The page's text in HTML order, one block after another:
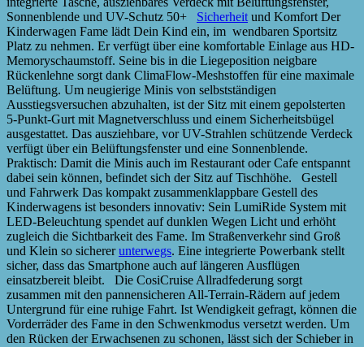
Sonnenblende und UV-Schutz 50+ Sicherheit und Komfort Der
Kinderwagen Fame lädt Dein Kind ein, im wendbaren Sportsitz
Platz zu nehmen. Er verfügt über eine komfortable Einlage aus HD-
Memoryschaumstoff. Seine bis in die Liegeposition neigbare
Rückenlehne sorgt dank ClimaFlow-Meshstoffen für eine maximale
Belüftung. Um neugierige Minis von selbstständigen
Ausstiegsversuchen abzuhalten, ist der Sitz mit einem gepolsterten
5-Punkt-Gurt mit Magnetverschluss und einem Sicherheitsbügel
ausgestattet. Das ausziehbare, vor UV-Strahlen schützende Verdeck
verfügt über ein Belüftungsfenster und eine Sonnenblende.
Praktisch: Damit die Minis auch im Restaurant oder Cafe entspannt
dabei sein können, befindet sich der Sitz auf Tischhöhe. Gestell
und Fahrwerk Das kompakt zusammenklappbare Gestell des
Kinderwagens ist besonders innovativ: Sein LumiRide System mit
LED-Beleuchtung spendet auf dunklen Wegen Licht und erhöht
zugleich die Sichtbarkeit des Fame. Im Straßenverkehr sind Groß
und Klein so sichererunterwegs. Eine integrierte Powerbank stellt
sicher, dass das Smartphone auch auf längeren Ausflügen
einsatzbereit bleibt. Die CosiCruise Allradfederung sorgt
zusammen mit den pannensicheren All-Terrain-Rädern auf jedem
Untergrund für eine ruhige Fahrt. Ist Wendigkeit gefragt, können die
Vorderräder des Fame in den Schwenkmodus versetzt werden. Um
den Rücken der Erwachsenen zu schonen, lässt sich der Schieber in